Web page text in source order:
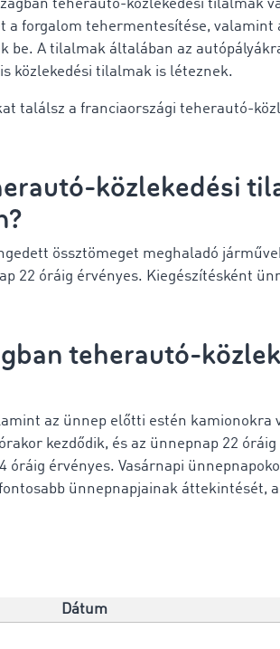
teherautó-közlekedési tilalmak
a forgalom tehermentesítése, valamint
be. A tilalmak általában az
közlekedési tilalmak is léteznek.
találsz a franciaországi teherautó-
közlekedési
össztömeget meghaladó
22 óráig érvényes. Kiegészítésként
teherautó-
az ünnep előtti estén kamionokra
kezdődik, és az ünnepnap 22
óráig érvényes. Vasárnapi
ünnepnapjainak áttekintését,
Dátum